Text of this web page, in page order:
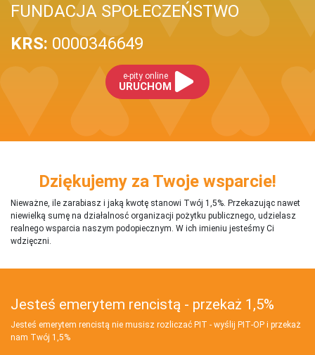
FUNDACJA SPOŁECZEŃSTWO
KRS: 0000346649
e-pity online
URUCHOM
Dziękujemy za Twoje wsparcie!
Nieważne, ile zarabiasz i jaką kwotę stanowi Twój 1,5%. Przekazując nawet
niewielką sumę na działalnosć organizacji pożytku publicznego, udzielasz
realnego wsparcia naszym podopiecznym. W ich imieniu jesteśmy Ci
wdzięczni.
Jesteś emerytem rencistą - przekaż 1,5%
Jesteś emerytem rencistą nie musisz rozliczać PIT - wyślij PIT‑OP i przekaż
nam Twój 1,5%